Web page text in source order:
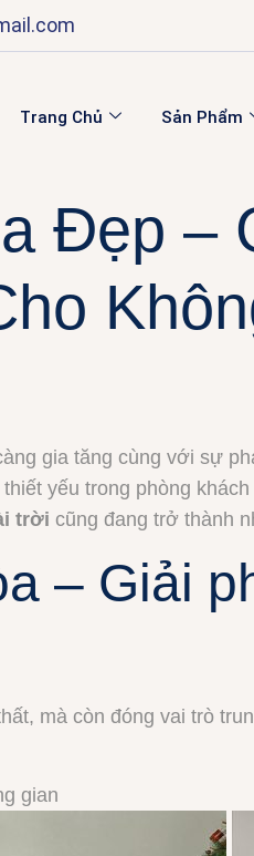
Trang Chủ Sản Phẩm
Đẹp –
gia tăng cùng với sự
yếu trong phòng
trời cũng đang trở thành
– Giải
mà còn đóng vai trò
gian